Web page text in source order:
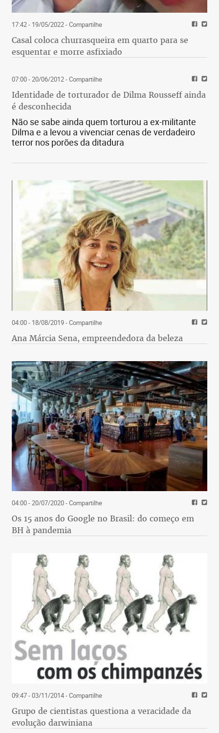
17:42 - 19/05/2022- Compartilhe
Casal coloca churrasqueira em quarto para se
esquentar e morre asfixiado
07:00 - 20/06/2012- Compartilhe
Identidade de torturador de Dilma Rousseff ainda
é desconhecida
Não se sabe ainda quem torturou a ex-militante
Dilma e a levou a vivenciar cenas de verdadeiro
terror nos porões da ditadura
04:00 - 18/08/2019- Compartilhe
Ana Márcia Sena, empreendedora da beleza
04:00 - 20/07/2020- Compartilhe
Os 15 anos do Google no Brasil: do começo em
BH à pandemia
09:47 - 03/11/2014- Compartilhe
Grupo de cientistas questiona a veracidade da
evolução darwiniana